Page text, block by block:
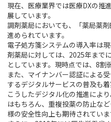
現在、医療業界では医療DXの推
展しています。
調剤薬局においても、「薬局薬
進められています。
電子処方箋システムの導入率は
剤薬局に対しては、2025年まで
としています。現時点では、8割
また、マイナンバー認証による
するデジタルサービスの普及も着
こうしたデジタル化の推進によ
はもちろん、重複投薬の防止な
様の安全性向上も期待されていま